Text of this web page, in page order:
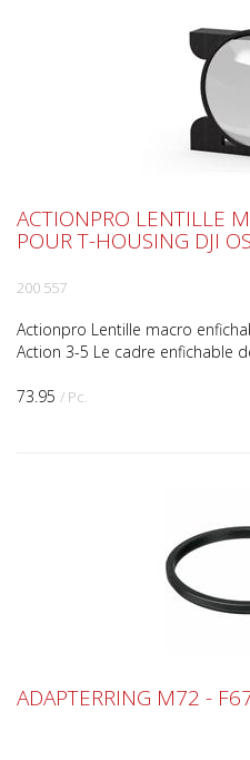
73.95 / Pc.
ACTIONPRO LENTILLE
POUR T-HOUSING DJI
200 557
Actionpro Lentille macro
Action 3-5 Le cadre enfichable
+10 dioptries pour le T-
ADAPTERRING M72 -